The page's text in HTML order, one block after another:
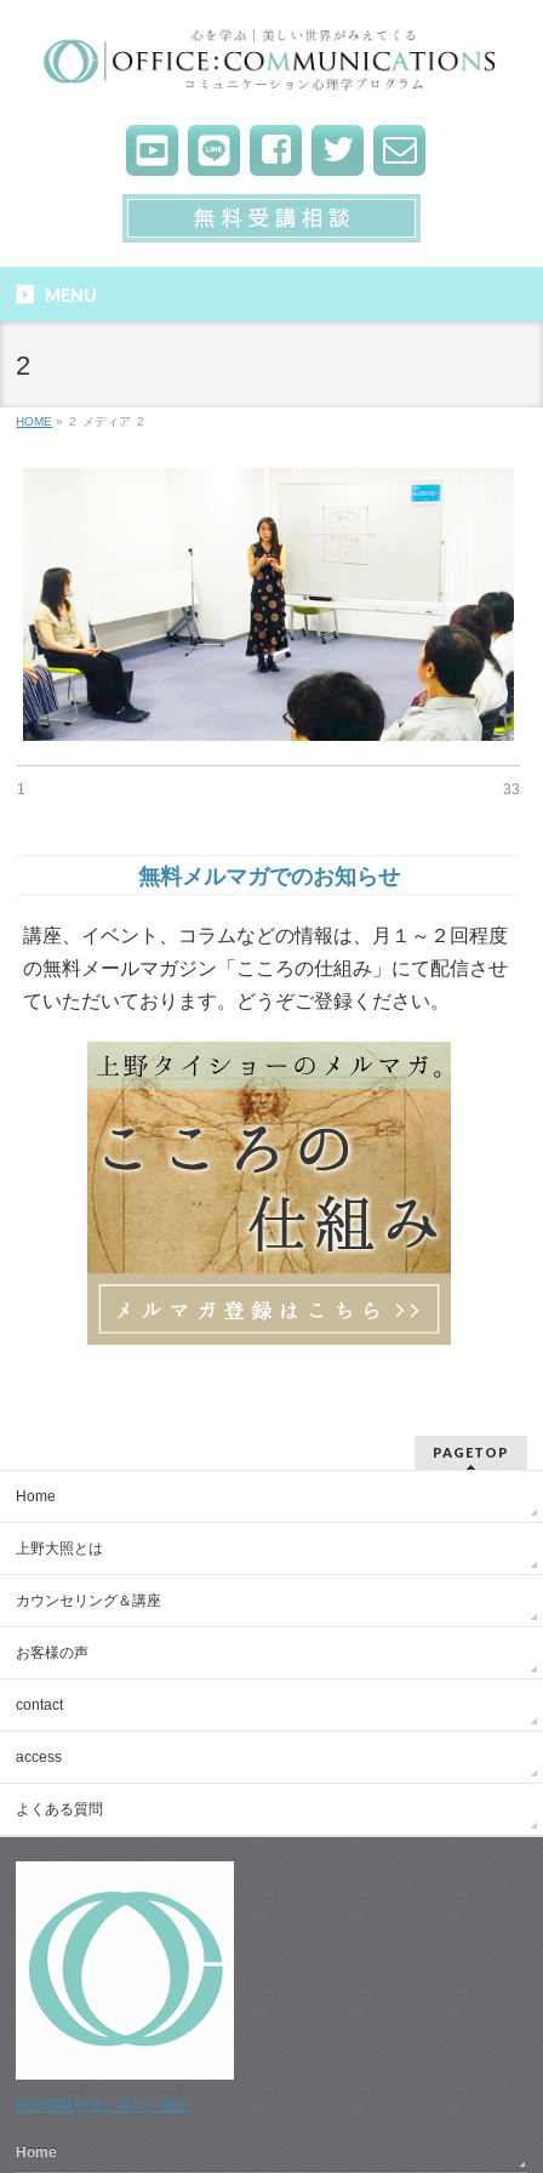
MENU
2
HOME » 2 メディア 2
1 33
無料メルマガでのお知らせ
講座、イベント、コラムなどの情報は、月１～２回程度
の無料メールマガジン「こころの仕組み」にて配信させ
ていただいております。どうぞご登録ください。
PAGETOP
Home
上野大照とは
カウンセリング＆講座
お客様の声
contact
access
よくある質問
特定商取引法に基づく表記
Home